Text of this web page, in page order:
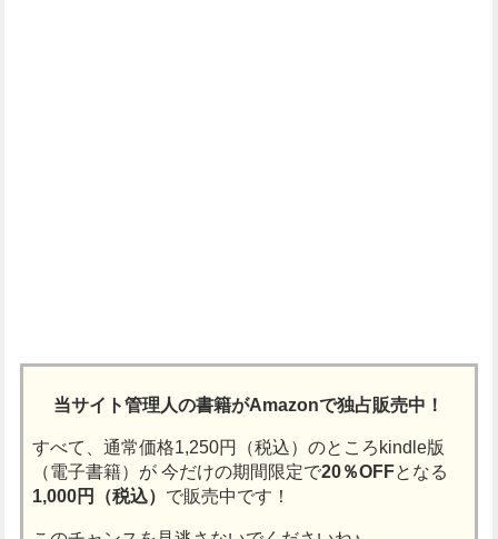
当サイト管理人の書籍がAmazonで独占販売中！
すべて、通常価格1,250円（税込）のところkindle版
（電子書籍）が今だけの期間限定で20％OFFとなる
1,000円（税込） で販売中です！